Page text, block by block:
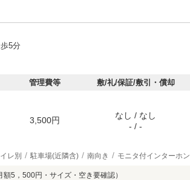
5分
管理費等 敷/礼/保証/敷引・償却
3,500円
なし / なし
- / -
レ別 駐車場(近隣含) 南向き モニタ付インターホン
5，500円・サイズ・空き要確認）